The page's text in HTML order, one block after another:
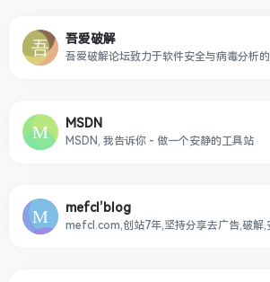
吾爱破解
MSDN
MSDN, 我告诉你 - 做一个安静的工具站
mefcl’blog